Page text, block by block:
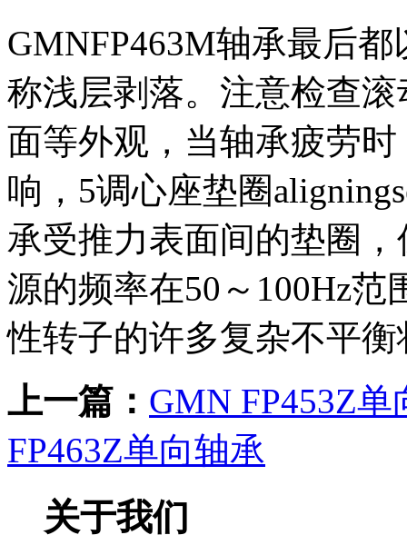
GMNFP463M轴承最后
称浅层剥落。注意检查
面等外观，当轴承疲劳
响，5调心座垫圈
承受推力表面间的垫圈
源的频率在50～100Hz
性转子的许多复杂不平衡
上一篇： GMN FP453Z单
FP463Z单向轴承
关于我们